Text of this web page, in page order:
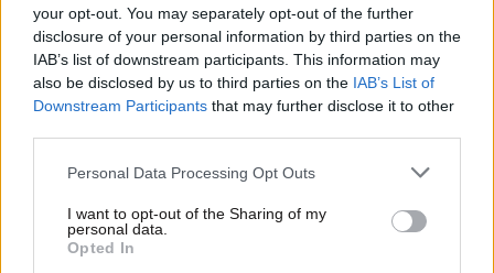
your opt-out. You may separately opt-out of the further
disclosure of your personal information by third parties on the
IAB’s list of downstream participants. This information may
also be disclosed by us to third parties on the IAB’s List of
Downstream Participants that may further disclose it to other
Please note that this website/app uses one or more Google
not limited to your visit or usage behaviour. You may click to
grant or deny consent to Google and its third-party tags to
use your data for below specified purposes in below Google
Personal Data Processing Opt Outs
I want to opt-out of the Sharing of my
personal data.
Opted In
Πρώτο ραντεβού: Εστιατόριο βγάζει από την άβολη
θέση τα ζευγάρια όταν είναι να πληρώσουν